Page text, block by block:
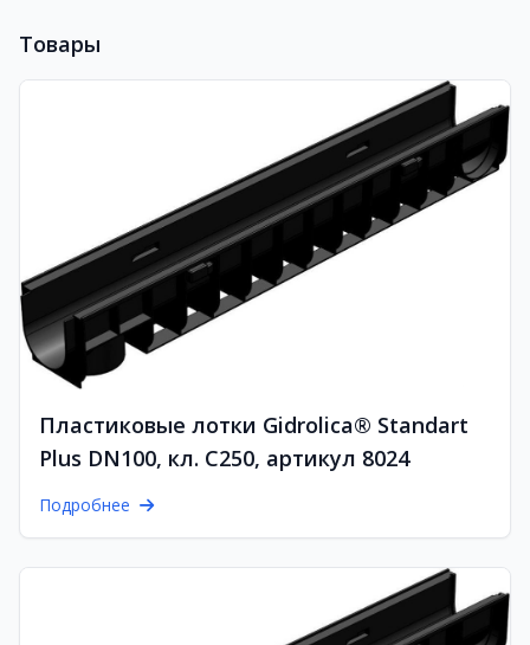
Товары
Пластиковые лотки Gidrolica® Standart
Plus DN100, кл. C250, артикул 8024
Подробнее